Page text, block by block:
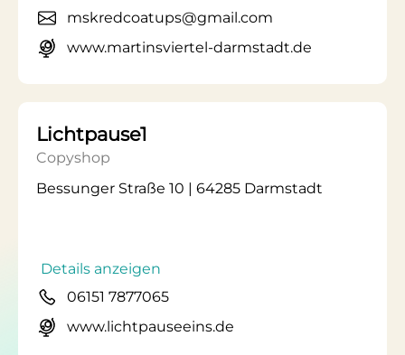
mskredcoatups@gmail.com
www.martinsviertel-darmstadt.de
Lichtpause1
Copyshop
Bessunger Straße 10 | 64285 Darmstadt
Details anzeigen
06151 7877065
www.lichtpauseeins.de